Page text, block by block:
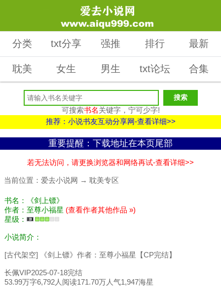
分类 txt分享 强推 排行 最新
耽美 女生 男生 txt论坛 合集
可搜索书名关键字，宁可少字!
推荐：小说书友互动分享网-查看详细>>
重要提醒：下载地址在本页尾部
若无法访问，请更换浏览器和网络再试-查看详细>>
当前位置： 爱去小说网 → 耽美专区
书名：《剑上镖》
作者：至尊小福星 (查看作者其他作品 »)
星级：
小说简介：
[古代架空] 《剑上镖》作者：至尊小福星【CP完结】
长佩VIP2025-07-18完结
53.99万字6,792人阅读171.70万人气1,947海星